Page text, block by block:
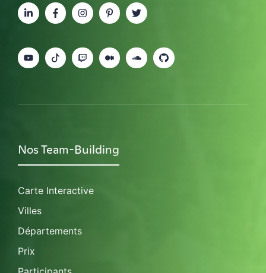
Nos Team-Building
Carte Interactive
Villes
Départements
Prix